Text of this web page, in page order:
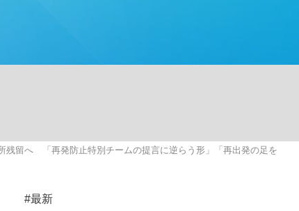
日本代表“敗戦”の真実 選手が明かす...
悲しい」『北の国から』倉本聰氏（91...
残留へ 「再発防止特別チームの提言に逆らう形」「再出発の足を
#最新